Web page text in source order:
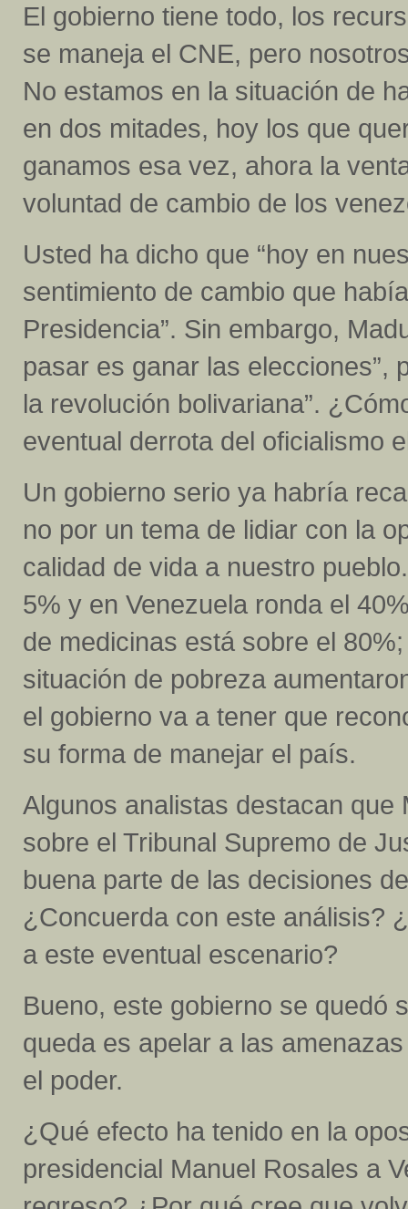
El gobierno tiene todo, los
se maneja el CNE, pero
No estamos en la situación de
en dos mitades, hoy los que
ganamos esa vez, ahora la
voluntad de cambio de los
Usted ha dicho que “hoy en
sentimiento de cambio que
Presidencia”. Sin embargo,
pasar es ganar las elecciones”,
la revolución bolivariana”.
eventual derrota del oficialismo
Un gobierno serio ya habría
no por un tema de lidiar con la
calidad de vida a nuestro
5% y en Venezuela ronda el
de medicinas está sobre el
situación de pobreza
el gobierno va a tener que
su forma de manejar el país.
Algunos analistas destacan
sobre el Tribunal Supremo de
buena parte de las decisiones
¿Concuerda con este análisis?
a este eventual escenario?
Bueno, este gobierno se quedó
queda es apelar a las
el poder.
¿Qué efecto ha tenido en la
presidencial Manuel Rosales a